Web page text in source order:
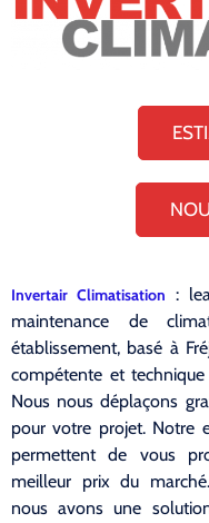
Invertair Climatisation :
maintenance de
établissement, basé à
compétente et
Nous nous déplaçons
pour votre projet. Notre
permettent de vous
meilleur prix du
nous avons une